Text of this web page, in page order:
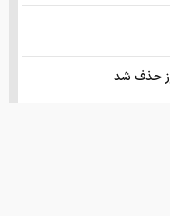
حذف شد